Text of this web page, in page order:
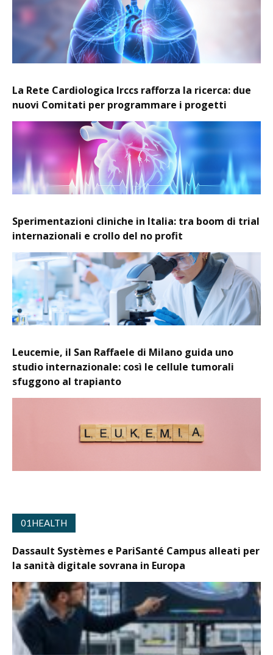
La Rete Cardiologica Irccs rafforza la ricerca: due
nuovi Comitati per programmare i progetti
Sperimentazioni cliniche in Italia: tra boom di trial
internazionali e crollo del no profit
Leucemie, il San Raffaele di Milano guida uno
studio internazionale: così le cellule tumorali
sfuggono al trapianto
01HEALTH
Dassault Systèmes e PariSanté Campus alleati per
la sanità digitale sovrana in Europa